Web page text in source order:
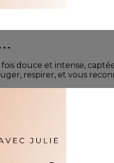
douce et intense,
respirer, et vous